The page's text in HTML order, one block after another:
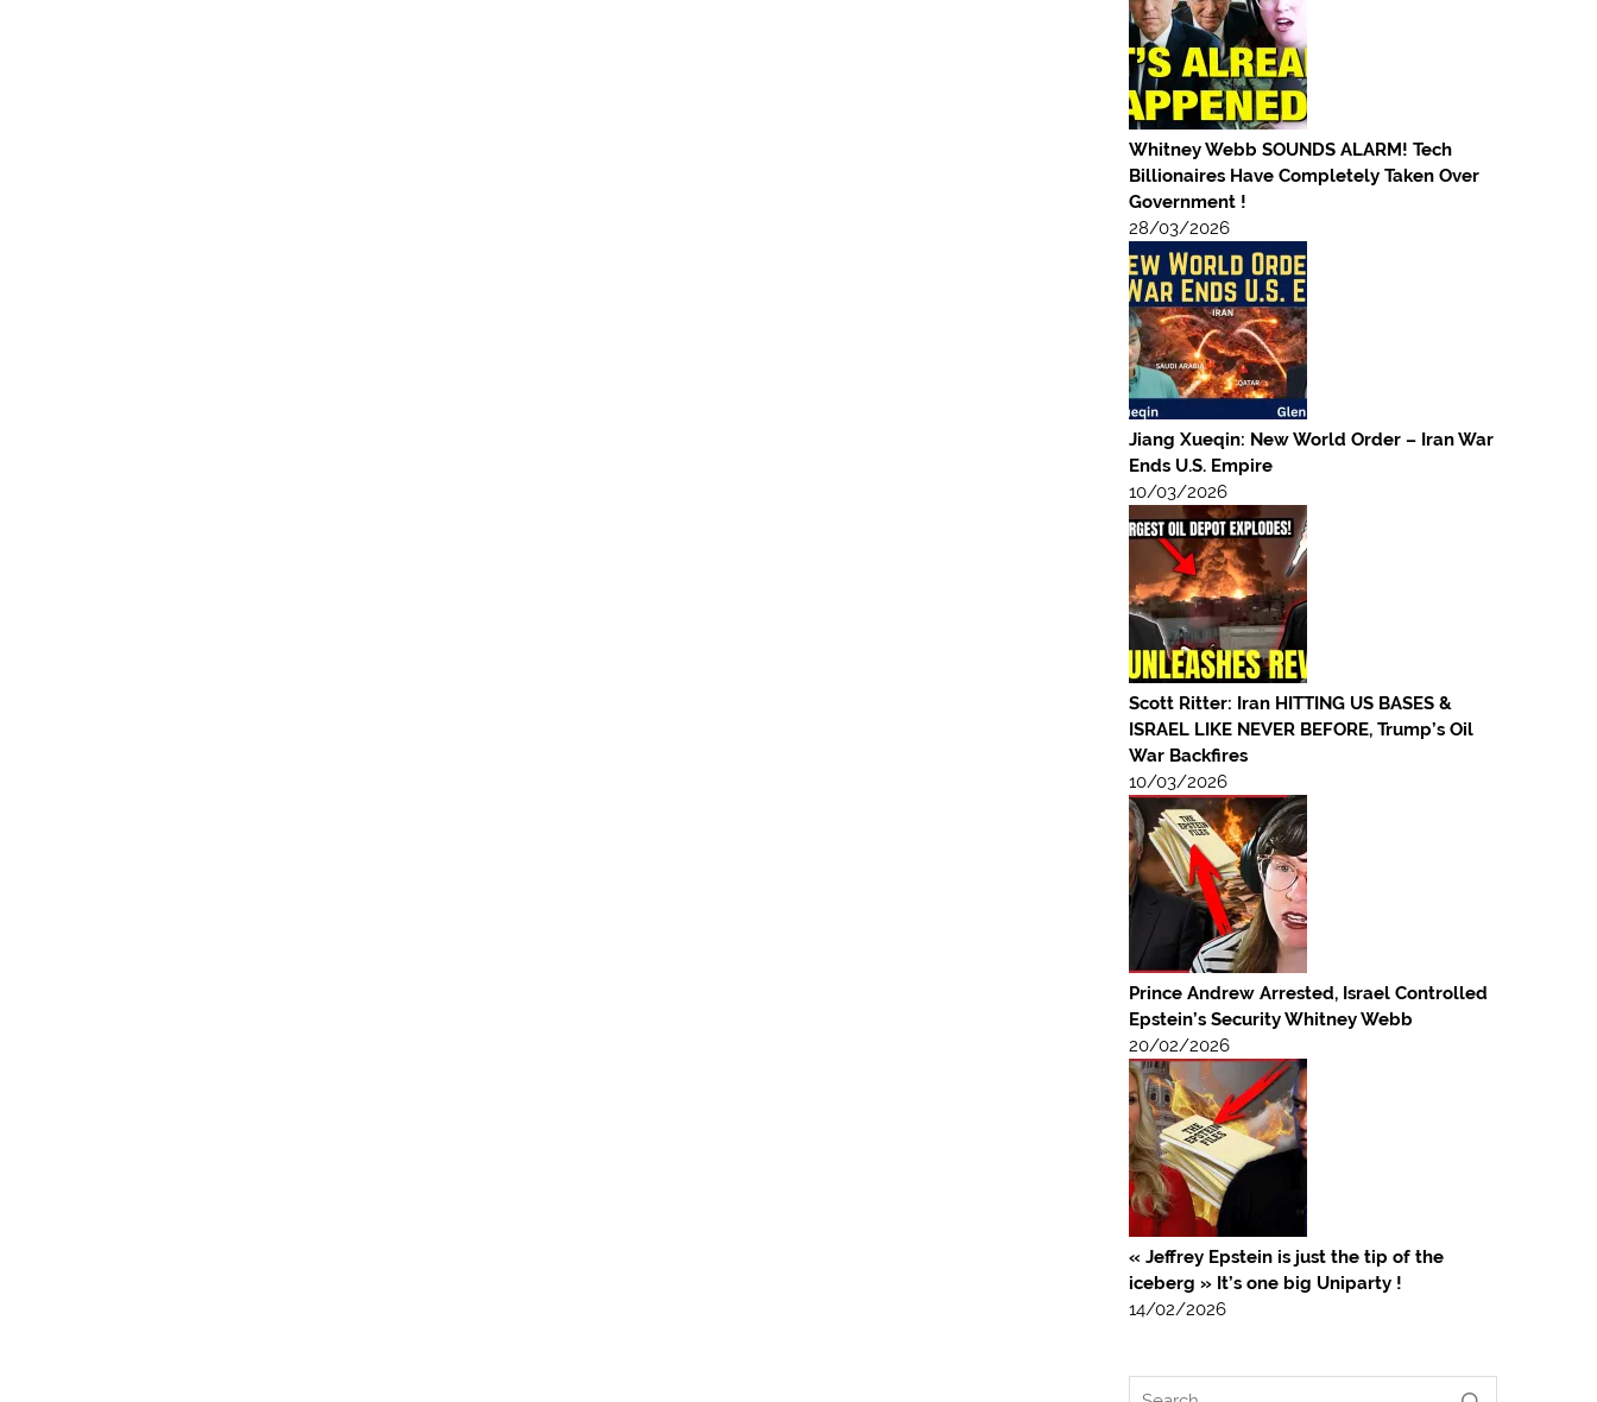
Whitney Webb SOUNDS ALARM! Tech
Billionaires Have Completely Taken Over
Government !
28/03/2026
Jiang Xueqin: New World Order – Iran War
Ends U.S. Empire
10/03/2026
Scott Ritter: Iran HITTING US BASES &
ISRAEL LIKE NEVER BEFORE, Trump’s Oil
War Backfires
10/03/2026
Prince Andrew Arrested, Israel Controlled
Epstein’s Security Whitney Webb
20/02/2026
« Jeffrey Epstein is just the tip of the
iceberg » It’s one big Uniparty !
14/02/2026